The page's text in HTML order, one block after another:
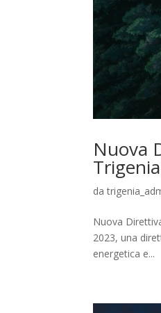
Nuova
Trigenia
da
Nuova
2023, una
energetica e...